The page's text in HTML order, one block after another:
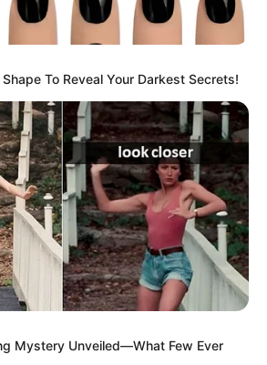
To Reveal Your Darkest Secrets!
Mystery Unveiled—What Few Ever